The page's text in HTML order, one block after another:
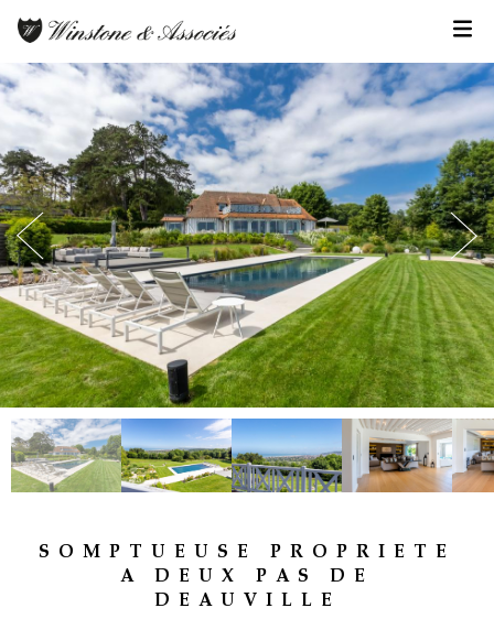
SOMPTUEUSE PROPRIETE
A DEUX PAS DE
DEAUVILLE